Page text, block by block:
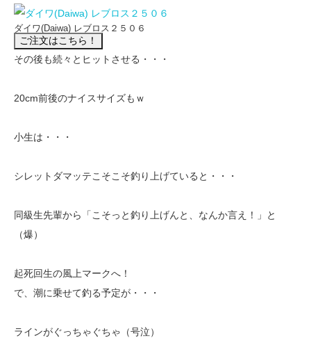
ダイワ(Daiwa) レブロス２５０６
その後も続々とヒットさせる・・・
20cm前後のナイスサイズもｗ
小生は・・・
シレットダマッテこそこそ釣り上げていると・・・
同級生先輩から「こそっと釣り上げんと、なんか言え！」と
（爆）
起死回生の風上マークへ！
で、潮に乗せて釣る予定が・・・
ラインがぐっちゃぐちゃ（号泣）